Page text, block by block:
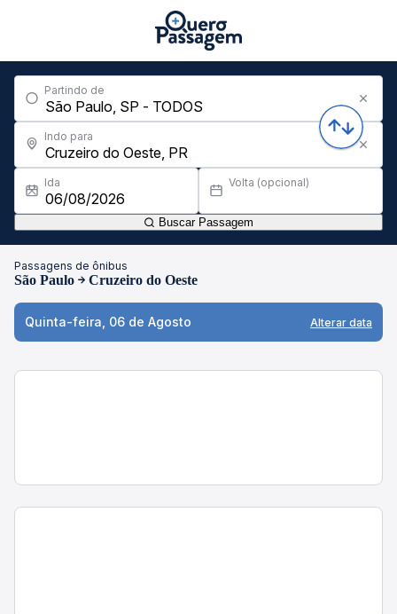
Partindo de
Indo para
Ida Volta (opcional)
Buscar Passagem
Passagens de ônibus
São Paulo Cruzeiro do Oeste
Quinta-feira, 06 de Agosto Alterar data